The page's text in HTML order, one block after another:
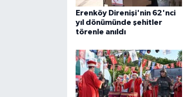
Erenköy Direnişi'nin 62'nci
yıl dönümünde şehitler
törenle anıldı